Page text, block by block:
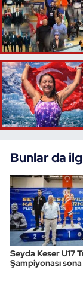
Bunlar da
Seyda Keser U17
Şampiyonası